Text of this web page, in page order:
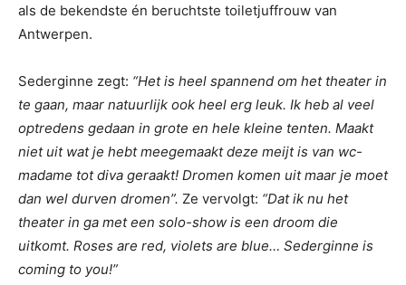
als de bekendste én beruchtste toiletjuffrouw van
Antwerpen.
Sederginne zegt: “Het is heel spannend om het theater in
te gaan, maar natuurlijk ook heel erg leuk. Ik heb al veel
optredens gedaan in grote en hele kleine tenten. Maakt
niet uit wat je hebt meegemaakt deze meijt is van wc-
madame tot diva geraakt! Dromen komen uit maar je moet
dan wel durven dromen”. Ze vervolgt: “Dat ik nu het
theater in ga met een solo-show is een droom die
uitkomt. Roses are red, violets are blue… Sederginne is
coming to you!”